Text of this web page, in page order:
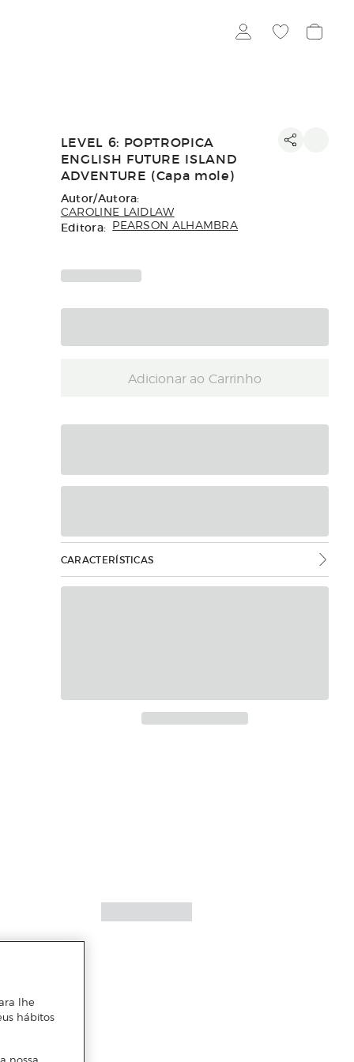
LEVEL 6: POPTROPICA
ENGLISH FUTURE ISLAND
ADVENTURE (Capa mole)
Autor/Autora:
CAROLINE LAIDLAW
Editora: PEARSON ALHAMBRA
Adicionar ao Carrinho
CARACTERÍSTICAS
lhe
hábitos
nossa